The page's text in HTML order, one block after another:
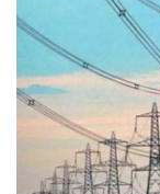
बजार
बैंक-
वित्त
अन्य